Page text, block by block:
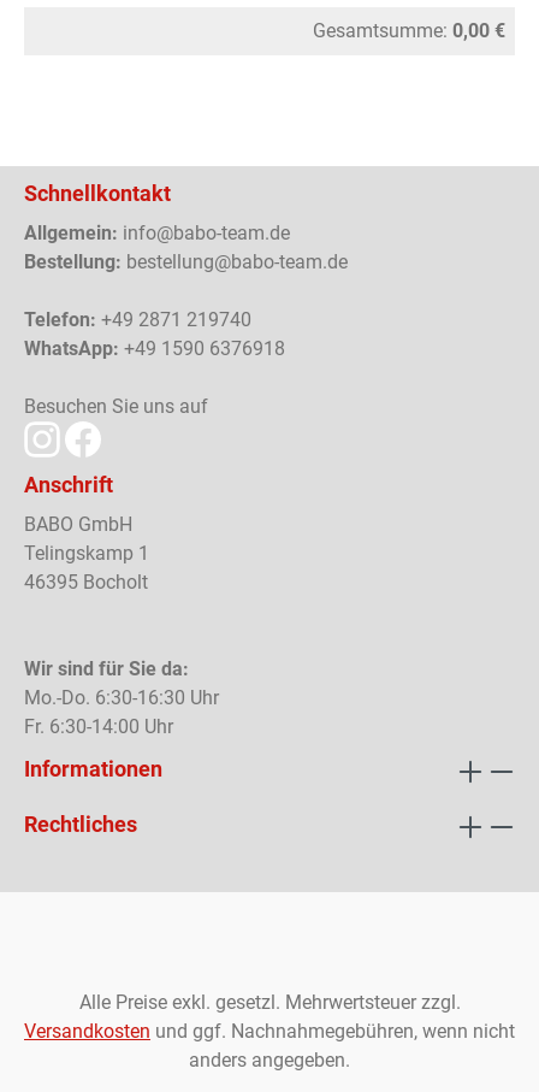
Gesamtsumme: 0,00 €
Schnellkontakt
Allgemein: info@babo-team.de
Bestellung: bestellung@babo-team.de
Telefon: +49 2871 219740
WhatsApp: +49 1590 6376918
Besuchen Sie uns auf
Anschrift
BABO GmbH
Telingskamp 1
46395 Bocholt
Wir sind für Sie da:
Mo.-Do. 6:30-16:30 Uhr
Fr. 6:30-14:00 Uhr
Informationen
Rechtliches
Alle Preise exkl. gesetzl. Mehrwertsteuer zzgl.
Versandkosten und ggf. Nachnahmegebühren, wenn nicht
anders angegeben.